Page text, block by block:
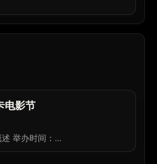
电影节
举办时间：…